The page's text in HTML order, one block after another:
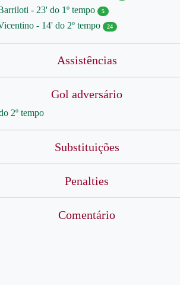
- 23' do 1º tempo 5
- 14' do 2º tempo 24
Assistências
Gol adversário
2º tempo
Substituições
Penalties
Comentário